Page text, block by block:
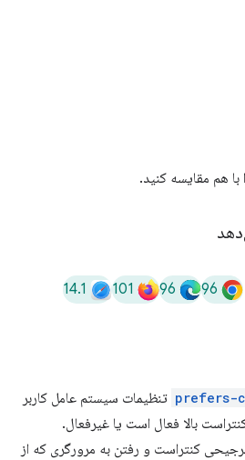
هم مقایسه کنید.
96
96
101
14.1
تنظیمات سیستم عامل کاربر
بالا فعال است یا غیرفعال.
کنتراست و رفتن به مرورگری که از